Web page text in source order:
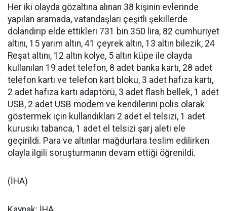
Her iki olayda gözaltına alınan 38 kişinin evlerinde
yapılan aramada, vatandaşları çeşitli şekillerde
dolandırıp elde ettikleri 731 bin 350 lira, 82 cumhuriyet
altını, 15 yarım altın, 41 çeyrek altın, 13 altın bilezik, 24
Reşat altını, 12 altın kolye, 5 altın küpe ile olayda
kullanılan 19 adet telefon, 8 adet banka kartı, 28 adet
telefon kartı ve telefon kart bloku, 3 adet hafıza kartı,
2 adet hafıza kartı adaptörü, 3 adet flash bellek, 1 adet
USB, 2 adet USB modem ve kendilerini polis olarak
göstermek için kullandıkları 2 adet el telsizi, 1 adet
kurusıkı tabanca, 1 adet el telsizi şarj aleti ele
geçirildi. Para ve altınlar mağdurlara teslim edilirken
olayla ilgili soruşturmanın devam ettiği öğrenildi.
(İHA)